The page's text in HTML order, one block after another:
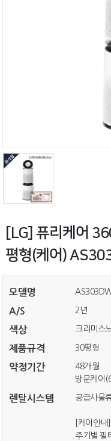
[LG] 퓨리케어
평형(케어)
모델명
A/S 2년
색상 크리미스
제품규격 30평형
약정기간
48개월
방문케어
렌탈시스템 공급사물
[케어안내]
주기별 필